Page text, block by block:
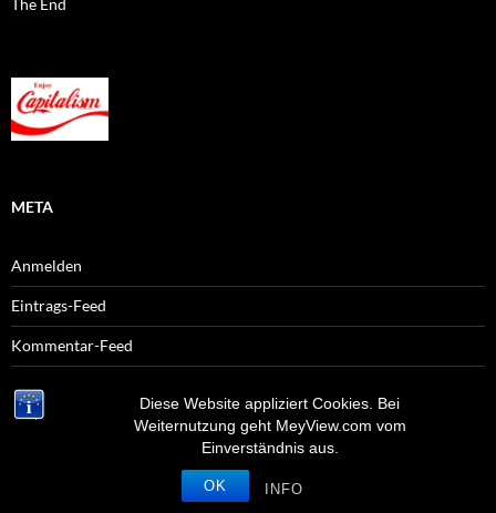
Diese Website appliziert Cookies. Bei
Weiternutzung geht MeyView.com vom
Einverständnis aus.
OK INFO
META
Anmelden
Eintrags-Feed
Kommentar-Feed
WordPress.org